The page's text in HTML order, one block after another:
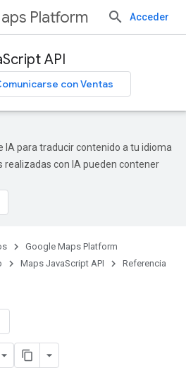
Platform Acceder
API
con Ventas
IA para traducir contenido a tu idioma
realizadas con IA pueden contener
Google Maps Platform
Maps JavaScript API Referencia